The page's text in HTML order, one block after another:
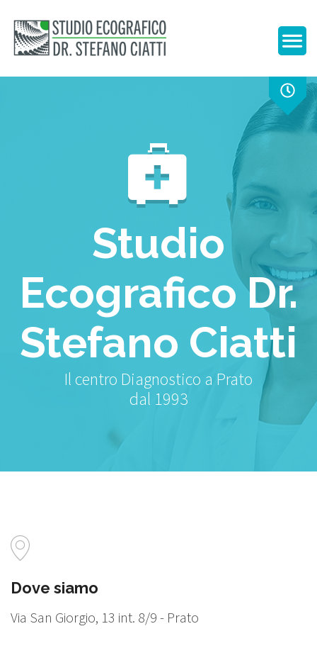
Studio
Ecografico Dr.
Stefano Ciatti
Il centro Diagnostico a Prato
dal 1993
Dove siamo
Via San Giorgio, 13 int. 8/9 - Prato